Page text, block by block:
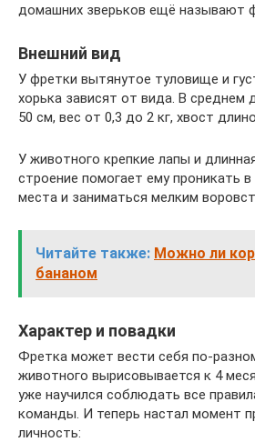
домашних зверьков ещё называют
Внешний вид
У фретки вытянутое туловище и
хорька зависят от вида. В среднем
50 см, вес от 0,3 до 2 кг, хвост
У животного крепкие лапы и
строение помогает ему проникать
места и заниматься мелким
Читайте также: Можно ли
бананом
Характер и повадки
Фретка может вести себя по-
животного вырисовывается к 4
уже научился соблюдать все
команды. И теперь настал момент
личность: